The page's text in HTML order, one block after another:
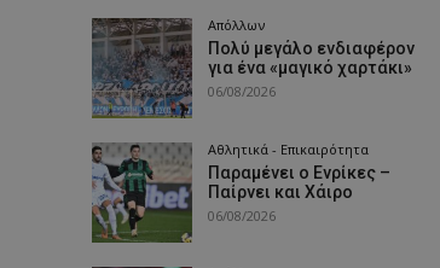
Απόλλων
Πολύ μεγάλο ενδιαφέρον
για ένα «μαγικό χαρτάκι»
06/08/2026
Αθλητικά - Επικαιρότητα
Παραμένει ο Ενρίκες –
Παίρνει και Χάιρο
06/08/2026